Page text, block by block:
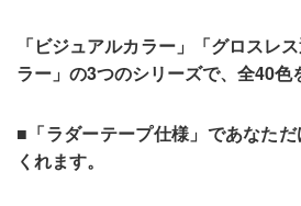
「ビジュアルカラー」「グロスレ
ラー」の3つのシリーズで、全40色
■「ラダーテープ仕様」であなた
くれます。